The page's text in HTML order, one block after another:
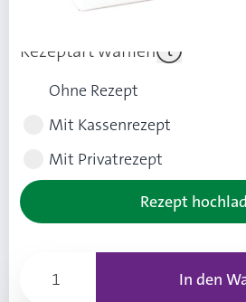
Rezeptart wählen
Ohne Rezept
Mit Kassenrezept
Mit Privatrezept
Rezept
In den